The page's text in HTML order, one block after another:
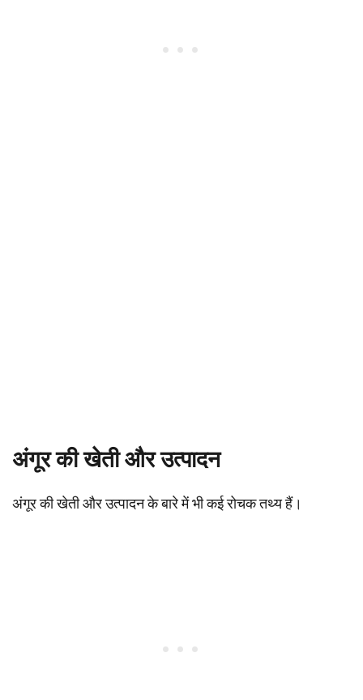
अंगूर की खेती और उत्पादन
अंगूर की खेती और उत्पादन के बारे में भी कई रोचक तथ्य हैं।